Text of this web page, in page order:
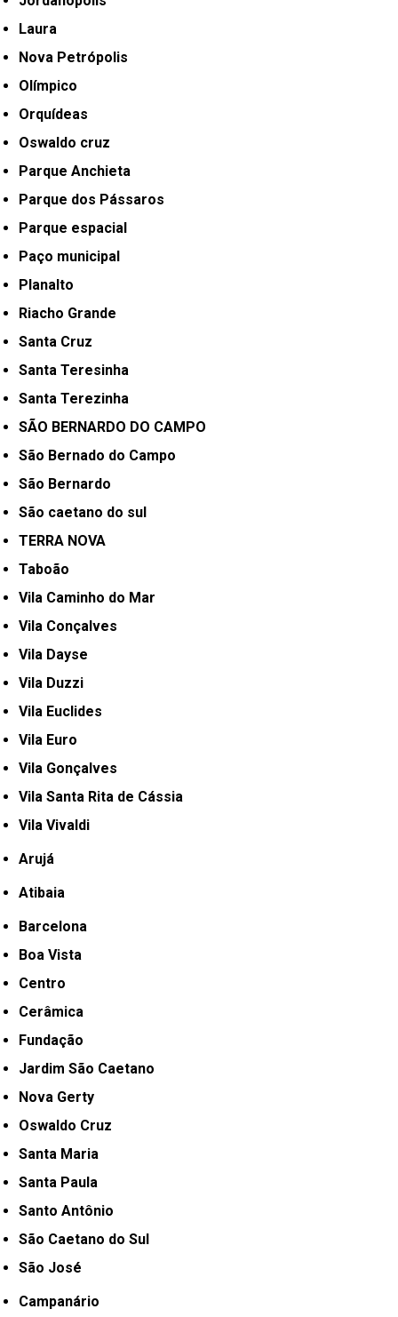
Laura
Nova Petrópolis
Olímpico
Orquídeas
Oswaldo cruz
Parque Anchieta
Parque dos Pássaros
Parque espacial
Paço municipal
Planalto
Riacho Grande
Santa Cruz
Santa Teresinha
Santa Terezinha
SÃO BERNARDO DO CAMPO
São Bernado do Campo
São Bernardo
São caetano do sul
TERRA NOVA
Taboão
Vila Caminho do Mar
Vila Conçalves
Vila Dayse
Vila Duzzi
Vila Euclides
Vila Euro
Vila Gonçalves
Vila Santa Rita de Cássia
Vila Vivaldi
Arujá
Atibaia
Barcelona
Boa Vista
Centro
Cerâmica
Fundação
Jardim São Caetano
Nova Gerty
Oswaldo Cruz
Santa Maria
Santa Paula
Santo Antônio
São Caetano do Sul
São José
Campanário